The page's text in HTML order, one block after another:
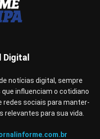
Digital
notícias digital, sempre
influenciam o cotidiano
redes sociais para manter-
relevantes para sua vida.